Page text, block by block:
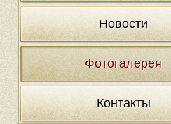
Новости
Фотогалерея
Контакты